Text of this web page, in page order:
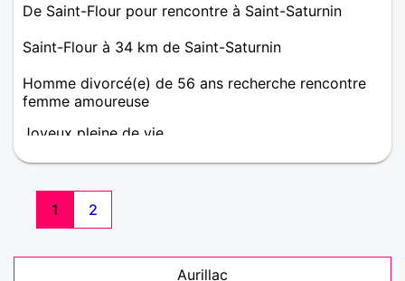
De Saint-Flour pour rencontre à Saint-Saturnin
Saint-Flour à 34 km de Saint-Saturnin
Homme divorcé(e) de 56 ans recherche rencontre
femme amoureuse
Joyeux pleine de vie
1 2
Aurillac